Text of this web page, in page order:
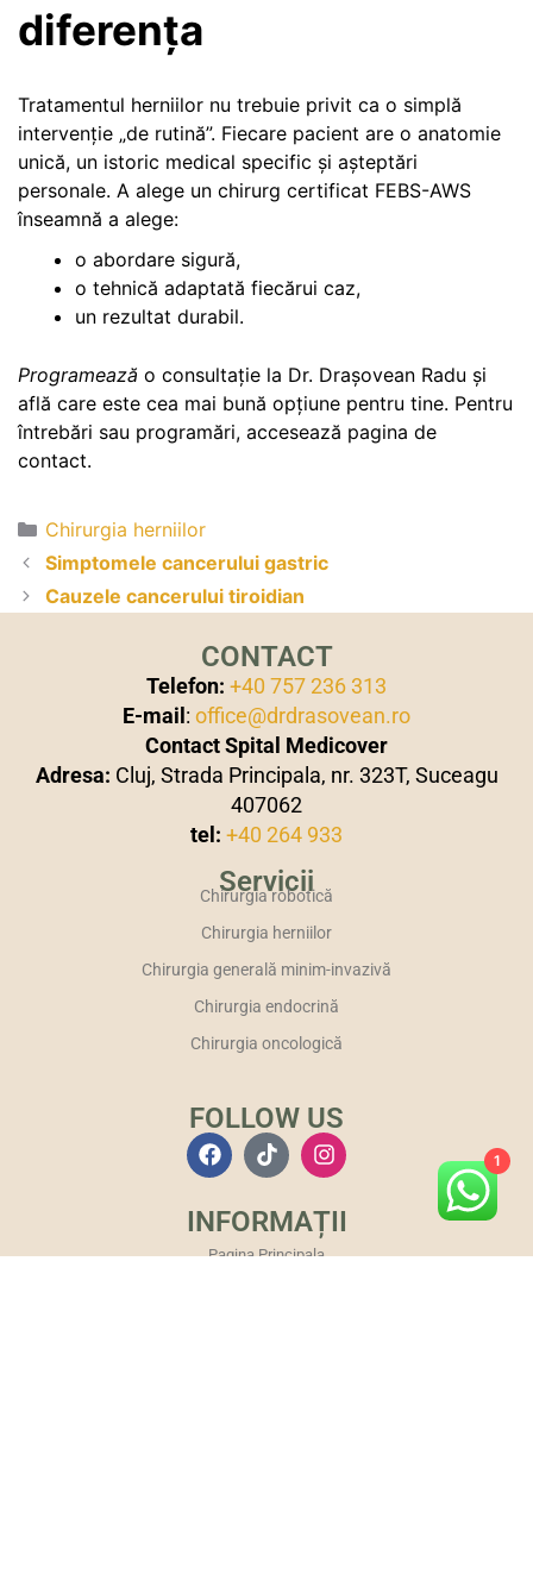
diferența
Tratamentul herniilor nu trebuie privit ca o simplă
intervenție „de rutină”. Fiecare pacient are o anatomie
unică, un istoric medical specific și așteptări
personale. A alege un chirurg certificat FEBS-AWS
înseamnă a alege:
o abordare sigură,
o tehnică adaptată fiecărui caz,
un rezultat durabil.
Programează o consultație la Dr. Drașovean Radu și
află care este cea mai bună opțiune pentru tine. Pentru
întrebări sau programări, accesează pagina de
contact.
Chirurgia herniilor
Simptomele cancerului gastric
Cauzele cancerului tiroidian
CONTACT
Telefon: +40 757 236 313
E-mail: office@drdrasovean.ro
Contact Spital Medicover
Adresa: Cluj, Strada Principala, nr. 323T, Suceagu
407062
tel: +40 264 933
Servicii
Chirurgia robotică
Chirurgia herniilor
Chirurgia generală minim-invazivă
Chirurgia endocrină
Chirurgia oncologică
FOLLOW US
INFORMAȚII
Pagina Principala
1